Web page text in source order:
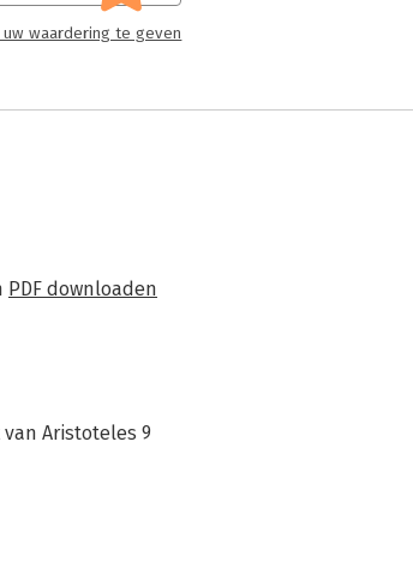
uw waardering te geven
PDF downloaden
Aristoteles 9